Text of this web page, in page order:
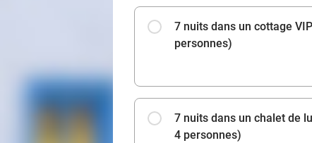
7 nuits dans un cottage
personnes)
7 nuits dans un chalet de
4 personnes)